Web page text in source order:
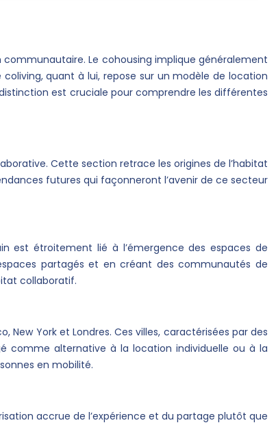
Le cohousing implique généralement
quant à lui, repose sur un modèle de location
est cruciale pour comprendre les différentes
Cette section retrace les origines de l’habitat
futures qui façonneront l’avenir de ce secteur
est étroitement lié à l’émergence des espaces de
partagés et en créant des communautés de
collaboratif.
York et Londres. Ces villes, caractérisées par des
comme alternative à la location individuelle ou à la
en mobilité.
accrue de l’expérience et du partage plutôt que